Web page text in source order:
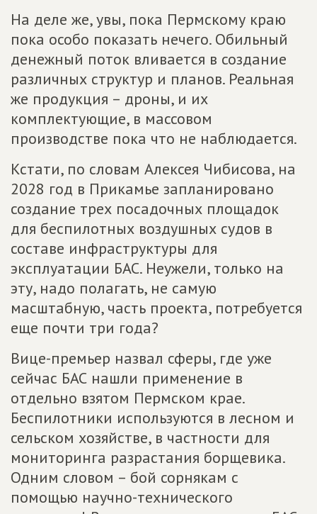
На деле же, увы, пока Пермскому краю
пока особо показать нечего. Обильный
денежный поток вливается в создание
различных структур и планов. Реальная
же продукция – дроны, и их
комплектующие, в массовом
производстве пока что не наблюдается.
Кстати, по словам Алексея Чибисова, на
2028 год в Прикамье запланировано
создание трех посадочных площадок
для беспилотных воздушных судов в
составе инфраструктуры для
эксплуатации БАС. Неужели, только на
эту, надо полагать, не самую
масштабную, часть проекта, потребуется
еще почти три года?
Вице-премьер назвал сферы, где уже
сейчас БАС нашли применение в
отдельно взятом Пермском крае.
Беспилотники используются в лесном и
сельском хозяйстве, в частности для
мониторинга разрастания борщевика.
Одним словом – бой сорнякам с
помощью научно-технического